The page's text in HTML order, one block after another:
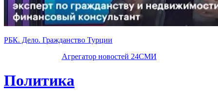
РБК. Дело. Гражданство Турции
Агрегатор новостей 24СМИ
Политика